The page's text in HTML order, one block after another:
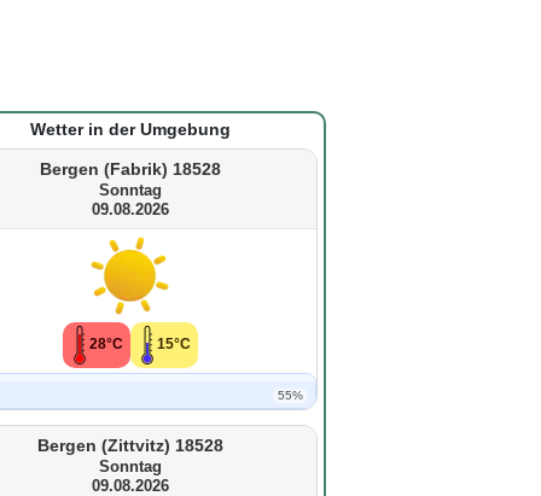
Wetter in der Umgebung
Bergen (Fabrik) 18528
Sonntag
09.08.2026
28°C 15°C
55%
Bergen (Zittvitz) 18528
Sonntag
09.08.2026